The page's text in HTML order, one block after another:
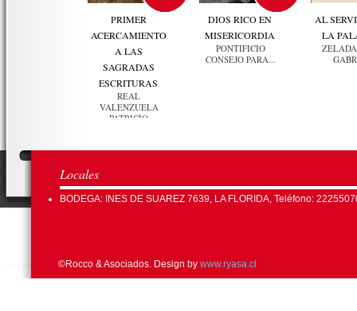
PRIMER
ACERCAMIENTO
A LAS
SAGRADAS
ESCRITURAS
REAL
VALENZUELA
PATRICIO
DIOS RICO EN
MISERICORDIA
PONTIFICIO
CONSEJO PARA...
AL
LA
Locales
BODEGA: INES DE SUAREZ 7639, LA FLORIDA, Teléfono:
©Rocco & Asociados. Design by www.ryasa.cl